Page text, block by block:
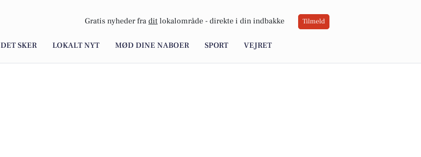
Gratis nyheder fra dit lokalområde - direkte i din indbakke Tilmeld
DET SKER LOKALT NYT MØD DINE NABOER SPORT VEJRET